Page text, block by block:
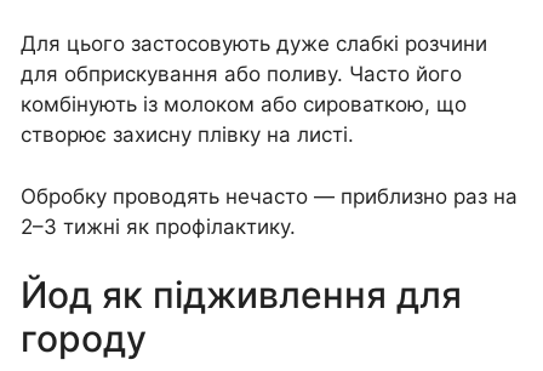
Для цього застосовують дуже слабкі розчини
для обприскування або поливу. Часто його
комбінують із молоком або сироваткою, що
створює захисну плівку на листі.
Обробку проводять нечасто — приблизно раз на
2–3 тижні як профілактику.
Йод як підживлення для
городу